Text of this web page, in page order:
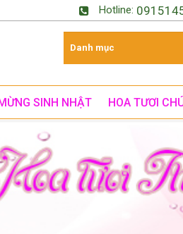
Hotline:
SINH NHẬT HOA TƯƠI